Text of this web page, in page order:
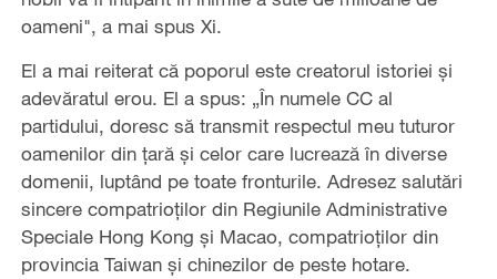
oameni", a mai spus Xi.
El a mai reiterat că poporul este creatorul istoriei și
adevăratul erou. El a spus: „În numele CC al
partidului, doresc să transmit respectul meu tuturor
oamenilor din țară și celor care lucrează în diverse
domenii, luptând pe toate fronturile. Adresez salutări
sincere compatrioților din Regiunile Administrative
Speciale Hong Kong și Macao, compatrioților din
provincia Taiwan și chinezilor de peste hotare.